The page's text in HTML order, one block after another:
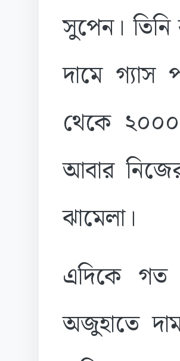
সুপেন।
দামে গ্যাস
থেকে
আবার
ঝামেলা।
এদিকে
অজুহাতে